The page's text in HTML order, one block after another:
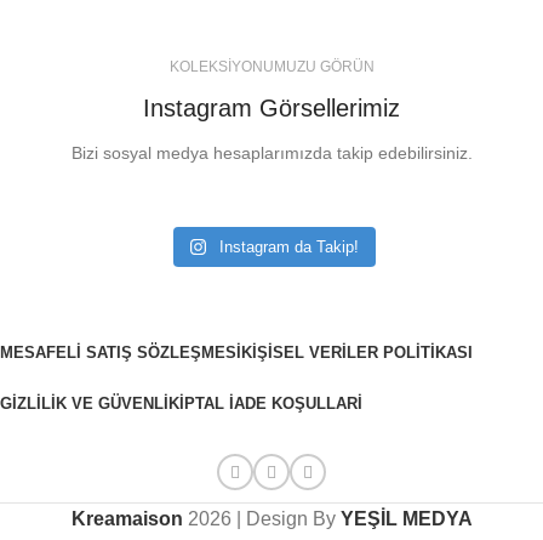
KOLEKSİYONUMUZU GÖRÜN
Instagram Görsellerimiz
Bizi sosyal medya hesaplarımızda takip edebilirsiniz.
Instagram da Takip!
MESAFELI SATIŞ SÖZLEŞMESI KIŞISEL VERILER POLITIKASI
GIZLILIK VE GÜVENLIK İPTAL İADE KOŞULLARI
Kreamaison 2026 | Design By YEŞİL MEDYA